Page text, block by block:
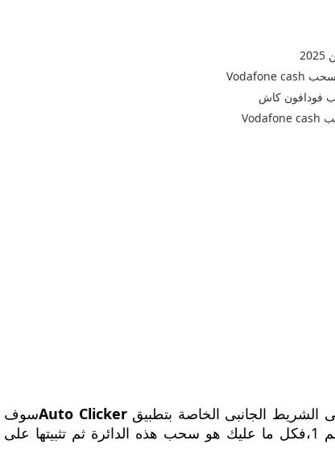
الشريط الجانبى الخاصة بتطبيقAuto Clickerسوف
يظهر لك على شاشة الهاتف دائرة وبها رقم 1،فكل ما عليك هو سحب هذه الدائرة ثم تثبيتها على